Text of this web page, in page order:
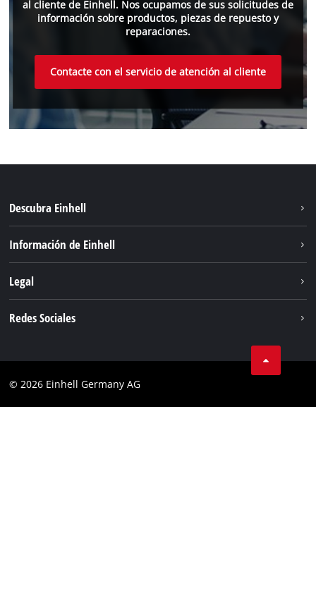
al cliente de Einhell. Nos ocupamos de sus solicitudes de
información sobre productos, piezas de repuesto y
reparaciones.
Contacte con el servicio de atención al cliente
Descubra Einhell
Información de Einhell
Einhell global
Legal
Redes Sociales
© 2026 Einhell Germany AG